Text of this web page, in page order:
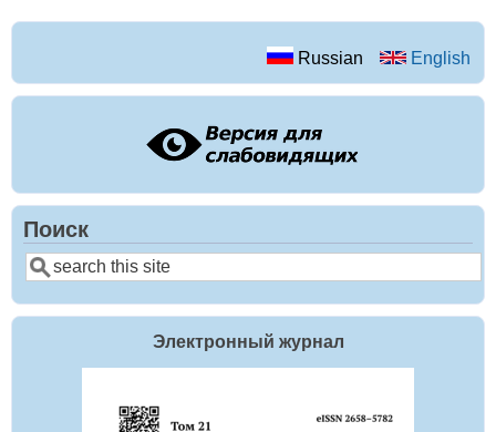
Russian English
Поиск
Поиск
Электронный журнал